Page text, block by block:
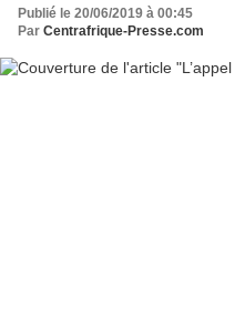
Publié le 20/06/2019 à 00:45
Par Centrafrique-Presse.com